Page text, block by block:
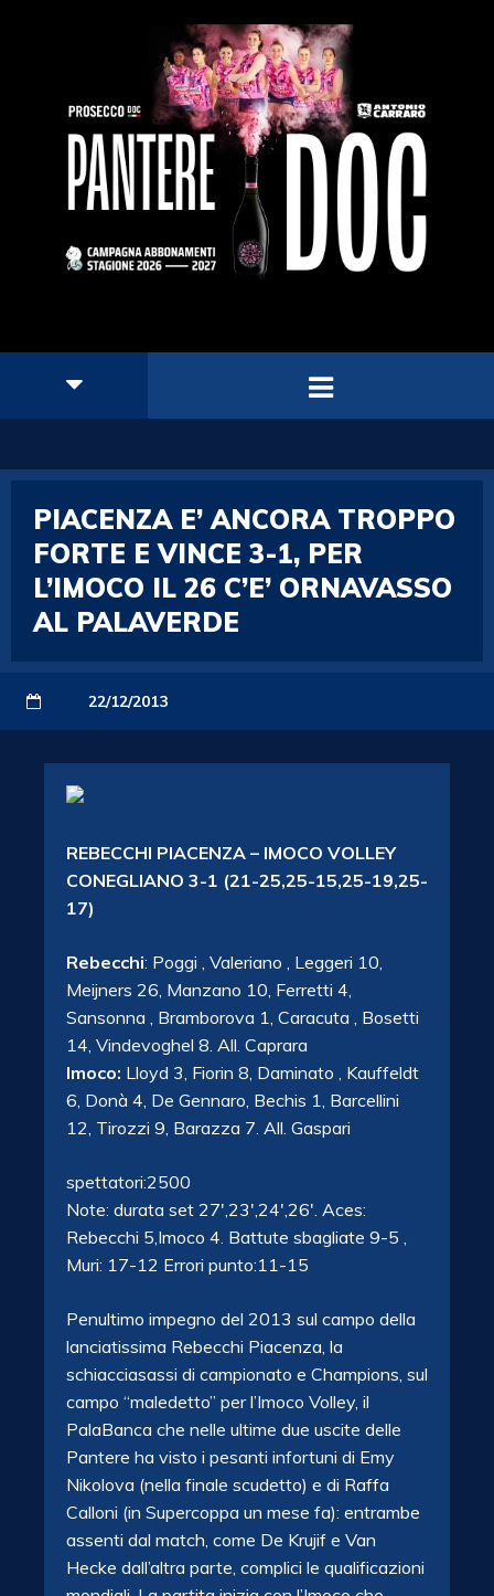
PIACENZA E’ ANCORA TROPPO
FORTE E VINCE 3-1, PER
L’IMOCO IL 26 C’E’ ORNAVASSO
AL PALAVERDE
22/12/2013
REBECCHI PIACENZA – IMOCO VOLLEY
CONEGLIANO 3-1 (21-25,25-15,25-19,25-
17)
Rebecchi: Poggi , Valeriano , Leggeri 10,
Meijners 26, Manzano 10, Ferretti 4,
Sansonna , Bramborova 1, Caracuta , Bosetti
14, Vindevoghel 8. All. Caprara
Imoco: Lloyd 3, Fiorin 8, Daminato , Kauffeldt
6, Donà 4, De Gennaro, Bechis 1, Barcellini
12, Tirozzi 9, Barazza 7. All. Gaspari
spettatori:2500
Note: durata set 27′,23′,24′,26′. Aces:
Rebecchi 5,Imoco 4. Battute sbagliate 9-5 ,
Muri: 17-12 Errori punto:11-15
Penultimo impegno del 2013 sul campo della
lanciatissima Rebecchi Piacenza, la
schiacciasassi di campionato e Champions, sul
campo “maledetto” per l’Imoco Volley, il
PalaBanca che nelle ultime due uscite delle
Pantere ha visto i pesanti infortuni di Emy
Nikolova (nella finale scudetto) e di Raffa
Calloni (in Supercoppa un mese fa): entrambe
assenti dal match, come De Krujif e Van
Hecke dall’altra parte, complici le qualificazioni